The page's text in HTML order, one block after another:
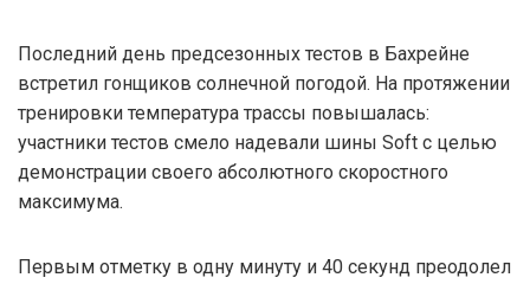
Последний день предсезонных тестов в Бахрейне
встретил гонщиков солнечной погодой. На протяжении
тренировки температура трассы повышалась:
участники тестов смело надевали шины Soft с целью
демонстрации своего абсолютного скоростного
максимума.
Первым отметку в одну минуту и 40 секунд преодолел